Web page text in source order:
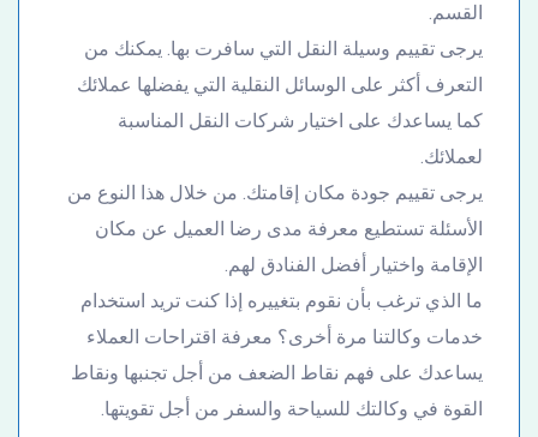
القسم.
يرجى تقييم وسيلة النقل التي سافرت بها. يمكنك من
التعرف أكثر على الوسائل النقلية التي يفضلها عملائك
كما يساعدك على اختيار شركات النقل المناسبة
لعملائك.
يرجى تقييم جودة مكان إقامتك. من خلال هذا النوع من
الأسئلة تستطيع معرفة مدى رضا العميل عن مكان
الإقامة واختيار أفضل الفنادق لهم.
ما الذي ترغب بأن نقوم بتغييره إذا كنت تريد استخدام
خدمات وكالتنا مرة أخرى؟ معرفة اقتراحات العملاء
يساعدك على فهم نقاط الضعف من أجل تجنبها ونقاط
القوة في وكالتك للسياحة والسفر من أجل تقويتها.